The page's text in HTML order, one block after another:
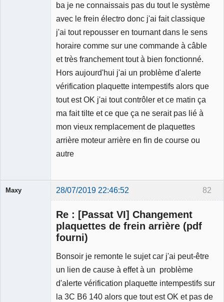
ba je ne connaissais pas du tout le système
avec le frein électro donc j'ai fait classique
j'ai tout repousser en tournant dans le sens
horaire comme sur une commande à câble
et très franchement tout à bien fonctionné.
Hors aujourd'hui j'ai un problème d'alerte
vérification plaquette intempestifs alors que
tout est OK j'ai tout contrôler et ce matin ça
ma fait tilte et ce que ça ne serait pas lié à
mon vieux remplacement de plaquettes
arrière moteur arrière en fin de course ou
autre
82
Maxy 28/07/2019 22:46:52
Re : [Passat VI] Changement
plaquettes de frein arrière (pdf
fourni)
Bonsoir je remonte le sujet car j'ai peut-être
un lien de cause à effet à un problème
d'alerte vérification plaquette intempestifs sur
la 3C B6 140 alors que tout est OK et pas de